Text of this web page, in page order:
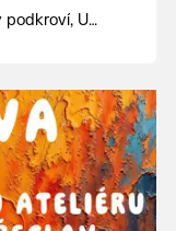
podkroví, U